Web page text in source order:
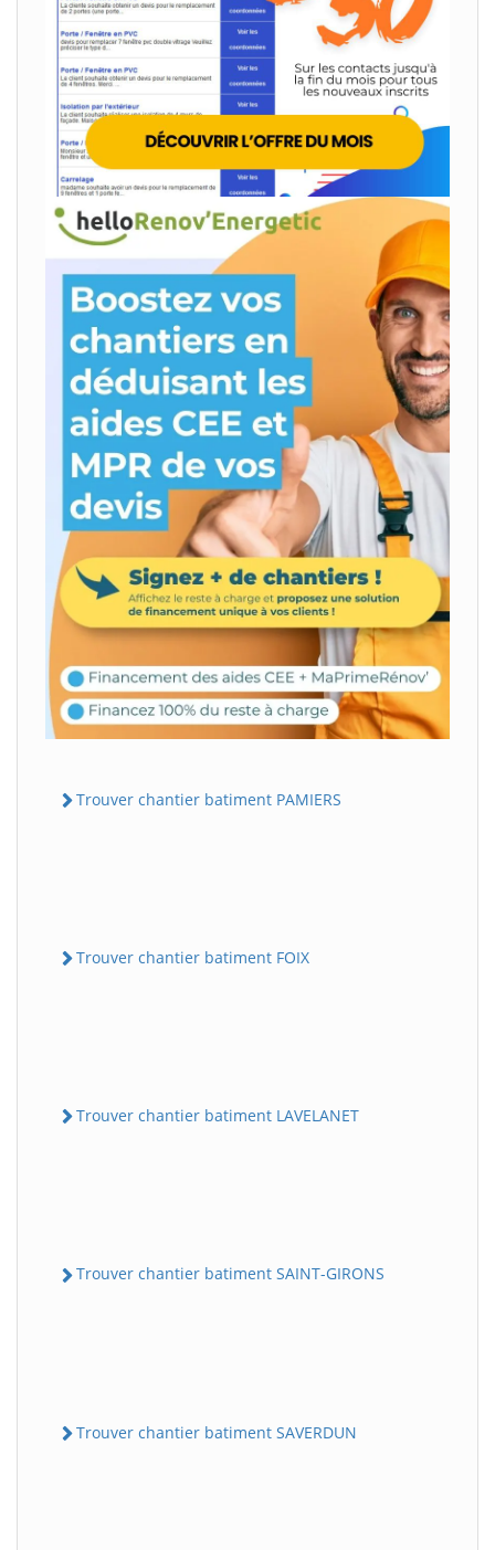
Trouver chantier batiment PAMIERS
Trouver chantier batiment FOIX
Trouver chantier batiment LAVELANET
Trouver chantier batiment SAINT-GIRONS
Trouver chantier batiment SAVERDUN